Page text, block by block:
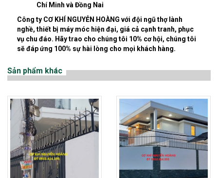
Chí Minh và Đồng Nai
Công ty CƠ KHÍ NGUYỄN HOÀNG với đội ngũ thợ lành
nghề, thiết bị máy móc hiện đại, giá cả cạnh tranh, phục
vụ chu đáo. Hãy trao cho chúng tôi 10% cơ hội, chúng tôi
sẽ đáp ứng 100% sự hài lòng cho mọi khách hàng.
Sản phẩm khác